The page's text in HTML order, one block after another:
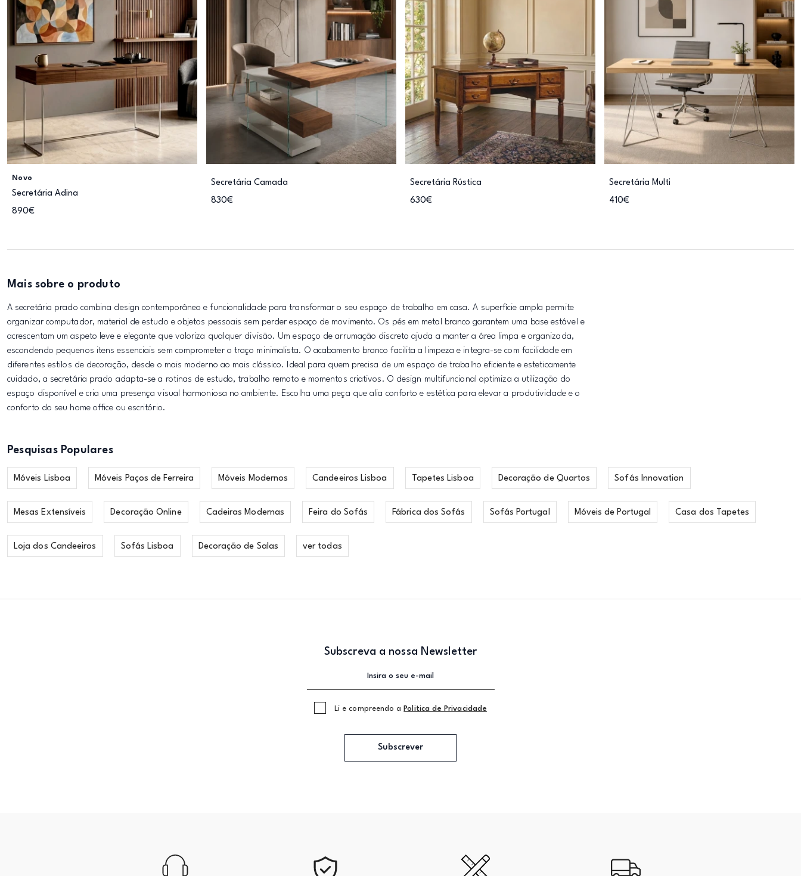
Novo
Secretária Adina
890€
Secretária Camada
830€
Secretária Rústica
630€
Secretária Multi
410€
Mais sobre o produto
A secretária prado combina design contemporâneo e funcionalidade para transformar o seu espaço de trabalho em casa. A superfície ampla permite
organizar computador, material de estudo e objetos pessoais sem perder espaço de movimento. Os pés em metal branco garantem uma base estável e
acrescentam um aspeto leve e elegante que valoriza qualquer divisão. Um espaço de arrumação discreto ajuda a manter a área limpa e organizada,
escondendo pequenos itens essenciais sem comprometer o traço minimalista. O acabamento branco facilita a limpeza e integra-se com facilidade em
diferentes estilos de decoração, desde o mais moderno ao mais clássico. Ideal para quem precisa de um espaço de trabalho eficiente e esteticamente
cuidado, a secretária prado adapta-se a rotinas de estudo, trabalho remoto e momentos criativos. O design multifuncional optimiza a utilização do
espaço disponível e cria uma presença visual harmoniosa no ambiente. Escolha uma peça que alia conforto e estética para elevar a produtividade e o
conforto do seu home office ou escritório.
Pesquisas Populares
Móveis Lisboa Móveis Paços de Ferreira Móveis Modernos Candeeiros Lisboa Tapetes Lisboa Decoração de Quartos Sofás Innovation
Mesas Extensíveis Decoração Online Cadeiras Modernas Feira do Sofás Fábrica dos Sofás Sofás Portugal Móveis de Portugal Casa dos Tapetes
Loja dos Candeeiros Sofás Lisboa Decoração de Salas ver todas
Subscreva a nossa Newsletter
Li e compreendo a Politica de Privacidade
Subscrever